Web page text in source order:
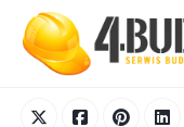
content